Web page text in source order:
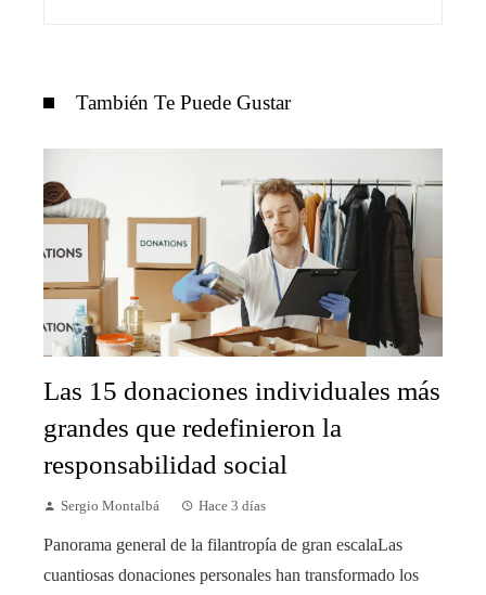
También Te Puede Gustar
Las 15 donaciones individuales más
grandes que redefinieron la
responsabilidad social
Sergio Montalbá Hace 3 días
Panorama general de la filantropía de gran escalaLas
cuantiosas donaciones personales han transformado los